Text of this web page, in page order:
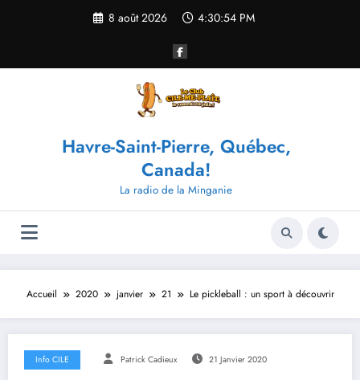
8 août 2026 4:30:54 PM
Havre-Saint-Pierre, Québec,
Canada!
La radio de la Minganie
Accueil 2020 janvier 21 Le pickleball : un sport à découvrir
Info CILE Patrick Cadieux 21 Janvier 2020